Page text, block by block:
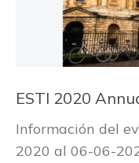
ESTI 2020
Información del
2020 al 06-06-